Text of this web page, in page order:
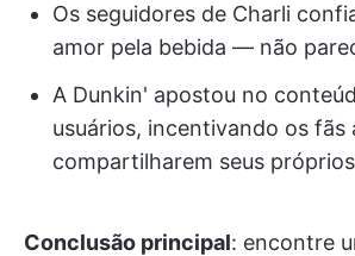
Os seguidores de Charli
amor pela bebida — não
A Dunkin' apostou no
usuários, incentivando os fãs
compartilharem seus
Conclusão principal: encontre